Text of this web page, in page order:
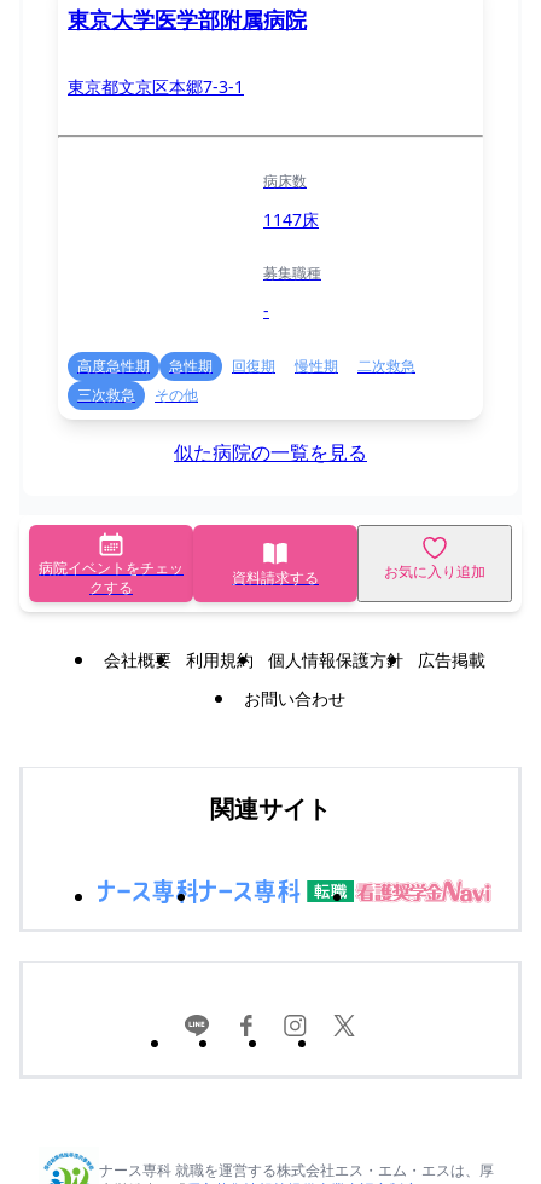
東京大学医学部附属病院
東京都文京区本郷7-3-1
病床数
1147床
募集職種
-
高度急性期 急性期 回復期 慢性期
二次救急
三次救急
その他
似た病院の一覧を見る
病院イベントをチェッ
クする
資料請求する お気に入り追加
会社概要 利用規約 個人情報保護方針
広告掲載
お問い合わせ
関連サイト
ナース専科 就職を運営する株式会社エス・エム・エスは、厚